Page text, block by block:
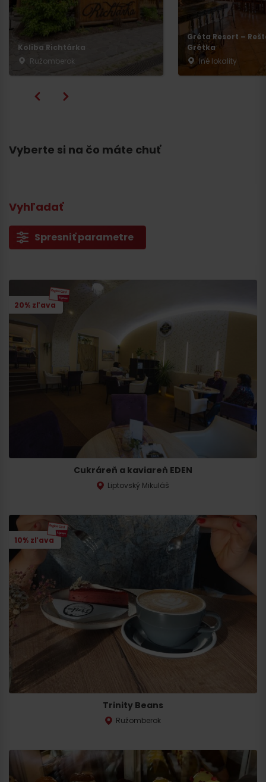
Koliba Richtárka
Ružomberok
Gréta Resort –
Grétka
Iné lokality
Vyberte si na čo máte chuť
Vyhľadať
Spresniť parametre
20% zľava
Cukráreň a kaviareň EDEN
Liptovský Mikuláš
10% zľava
Trinity Beans
Ružomberok